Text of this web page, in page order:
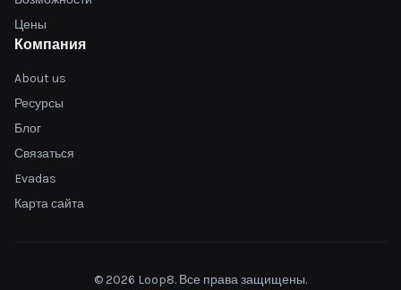
Цены
Компания
About us
Ресурсы
Блог
Связаться
Evadas
Карта сайта
© 2026 Loop8. Все права защищены.